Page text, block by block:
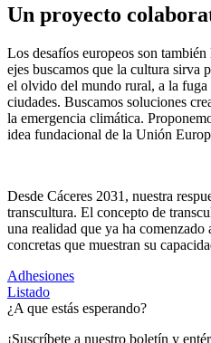
Un proyecto
Los desafíos europeos son
ejes buscamos que la cultura sirva
el olvido del mundo rural, a la fuga
ciudades. Buscamos soluciones
la emergencia climática.
idea fundacional de la Unión
Desde Cáceres 2031, nuestra
transcultura. El concepto de
una realidad que ya ha comenzado
concretas que muestran su
Adhesiones
Listado
¿A que estás esperando?
¡Suscríbete a nuestro boletín y